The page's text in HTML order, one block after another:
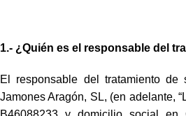
1.- ¿Quién es el responsable del
El responsable del tratamiento de
Jamones Aragón, SL, (en adelante,